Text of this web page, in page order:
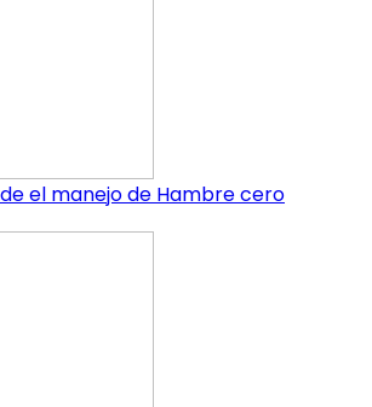
el manejo de Hambre cero